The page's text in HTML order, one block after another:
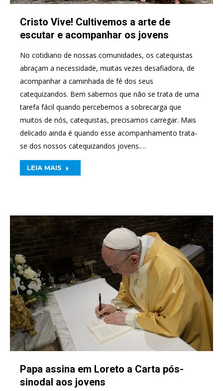
Cristo Vive! Cultivemos a arte de
escutar e acompanhar os jovens
No cotidiano de nossas comunidades, os catequistas
abraçam a necessidade, muitas vezes desafiadora, de
acompanhar a caminhada de fé dos seus
catequizandos. Bem sabemos que não se trata de uma
tarefa fácil quando percebemos a sobrecarga que
muitos de nós, catequistas, precisamos carregar. Mais
delicado ainda é quando esse acompanhamento trata-
se dos nossos catequizandos jovens.…
LEIA MAIS
Papa assina em Loreto a Carta pós-
sinodal aos jovens